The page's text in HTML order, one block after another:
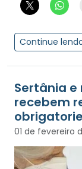
Continue
Sertânia
recebem
01 de fevereiro